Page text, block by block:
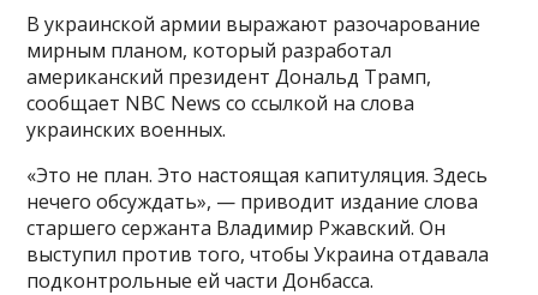
В украинской армии выражают разочарование
мирным планом, который разработал
американский президент Дональд Трамп,
сообщает NBC News со ссылкой на слова
украинских военных.
«Это не план. Это настоящая капитуляция. Здесь
нечего обсуждать», — приводит издание слова
старшего сержанта Владимир Ржавский. Он
выступил против того, чтобы Украина отдавала
подконтрольные ей части Донбасса.